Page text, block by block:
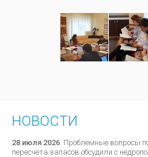
НОВОСТИ
28 июля 2026: Проблемные вопросы
пересчета запасов обсудили с